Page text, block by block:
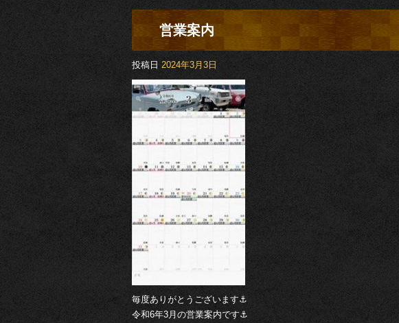
営業案内
投稿日 2024年3月3日
毎度ありがとうございます⚓︎
令和6年3月の営業案内です⚓︎